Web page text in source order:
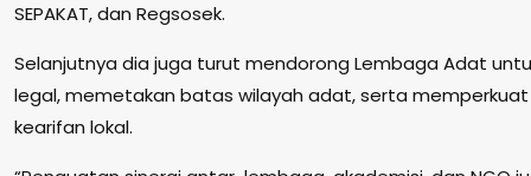
SEPAKAT, dan Regsosek.
Selanjutnya dia juga turut mendorong Lembaga Adat
legal, memetakan batas wilayah adat, serta
kearifan lokal.